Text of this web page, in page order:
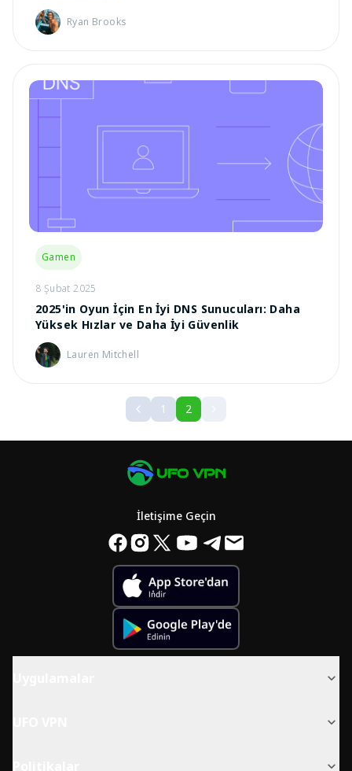
Ryan Brooks
Gamen
8 Şubat 2025
2025'in Oyun İçin En İyi DNS Sunucuları: Daha
Yüksek Hızlar ve Daha İyi Güvenlik
Lauren Mitchell
1 2
İletişime Geçin